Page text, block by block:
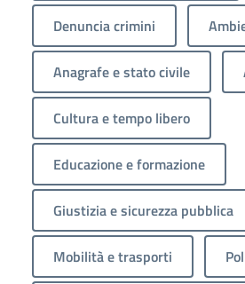
Denuncia crimini
Anagrafe e stato civile
Cultura e tempo libero
Educazione e formazione
Giustizia e sicurezza pubblica
Mobilità e trasporti